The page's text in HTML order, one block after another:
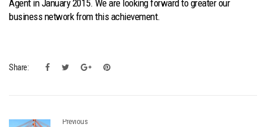
Agent in January 2015. We are looking forward to greater our
business network from this achievement.
Share:
Previous